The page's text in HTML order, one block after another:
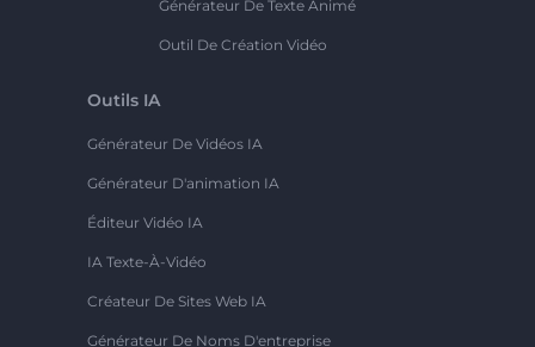
Générateur De Texte Animé
Outil De Création Vidéo
Outils IA
Générateur De Vidéos IA
Générateur D'animation IA
Éditeur Vidéo IA
IA Texte-À-Vidéo
Créateur De Sites Web IA
Générateur De Noms D'entreprise